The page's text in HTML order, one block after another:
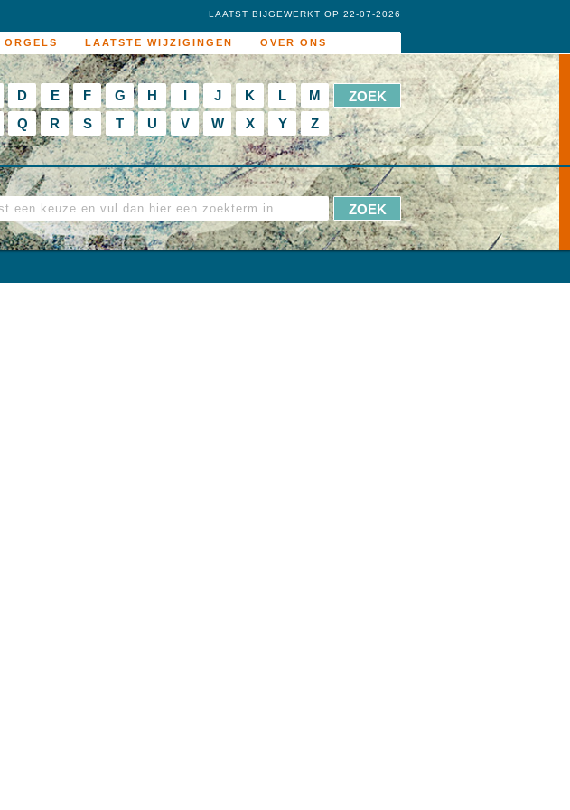
ORGELS LAATSTE WIJZIGINGEN OVER ONS
LAATST BIJGEWERKT OP 22-07-2026
D E F G H I J K L
M
Q R S T U V W X Y Z